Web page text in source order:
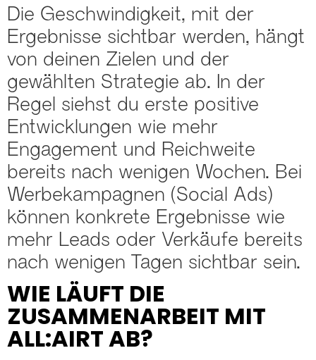
Die Geschwindigkeit, mit der
Ergebnisse sichtbar werden, hängt
von deinen Zielen und der
gewählten Strategie ab. In der
Regel siehst du erste positive
Entwicklungen wie mehr
Engagement und Reichweite
bereits nach wenigen Wochen. Bei
Werbekampagnen (Social Ads)
können konkrete Ergebnisse wie
mehr Leads oder Verkäufe bereits
nach wenigen Tagen sichtbar sein.
WIE LÄUFT DIE
ZUSAMMENARBEIT MIT
ALL:AIRT AB?